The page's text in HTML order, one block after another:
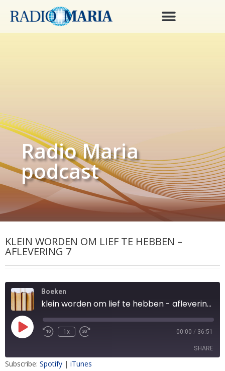
Radio Maria
podcast
KLEIN WORDEN OM LIEF TE HEBBEN –
AFLEVERING 7
Boeken
klein worden om lief te hebben - aflevering 7
1x 00:00 / 36:51
SHARE
Subscribe: Spotify | iTunes